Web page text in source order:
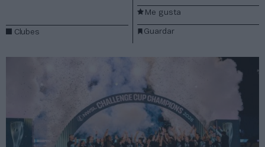
Clubes Guardar
Me gusta